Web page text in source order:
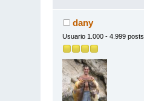
dany
Usuario 1.000 - 4.999 posts